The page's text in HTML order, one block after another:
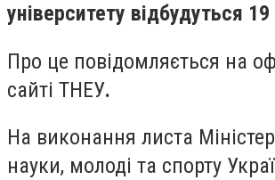
університету відбудуться
Про це повідомляється на
сайті ТНЕУ.
На виконання листа
науки, молоді та спорту